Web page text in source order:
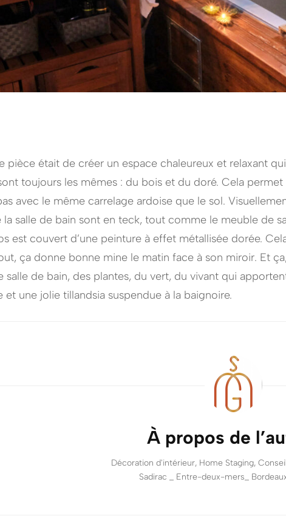
pièce était de créer un espace chaleureux et relaxant
toujours les mêmes : du bois et du doré. Cela
avec le même carrelage ardoise que le sol.
la salle de bain sont en teck, tout comme le meuble de
est couvert d’une peinture à effet métallisée dorée.
ça donne bonne mine le matin face à son miroir. Et
de bain, des plantes, du vert, du vivant qui
et une jolie tillandsia suspendue à la baignoire.
À propos de
Décoration d'intérieur, Home Staging,
Sadirac _ Entre-deux-mers_